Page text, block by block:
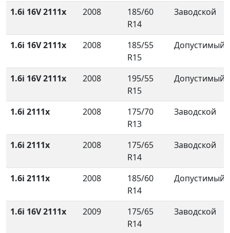
1.6i 16V 2111x 2008
185/60
R14
Заводской
1.6i 16V 2111x 2008
185/55
R15
Допустимый
1.6i 16V 2111x 2008
195/55
R15
Допустимый
1.6i 2111x 2008
175/70
R13
Заводской
1.6i 2111x 2008
175/65
R14
Заводской
1.6i 2111x 2008
185/60
R14
Допустимый
1.6i 16V 2111x 2009
175/65
R14
Заводской